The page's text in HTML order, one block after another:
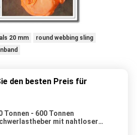
20 mm
round webbing sling
den besten Preis für
Tonnen - 600 Tonnen
mit nahtloser